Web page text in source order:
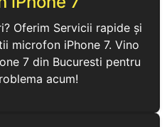
Oferim Servicii rapide și
microfon iPhone 7. Vino
7 din Bucuresti pentru
acum!